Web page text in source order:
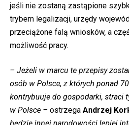
jeśli nie zostaną zastąpione
trybem legalizacji, urzędy
przeciążone falą wniosków, a
możliwość pracy.
– Jeżeli w marcu te przepisy
osób w Polsce, z których ponad
kontrybuuje do gospodarki, straci
w Polsce – ostrzega Andrzej